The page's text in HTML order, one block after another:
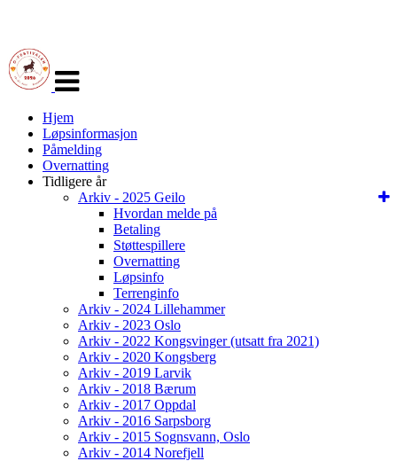
navigasjon
Hjem
Løpsinformasjon
Påmelding
Overnatting
Tidligere år
Arkiv - 2025 Geilo
Hvordan melde på
Betaling
Støttespillere
Overnatting
Løpsinfo
Terrenginfo
Arkiv - 2024 Lillehammer
Arkiv - 2023 Oslo
Arkiv - 2022 Kongsvinger (utsatt fra 2021)
Arkiv - 2020 Kongsberg
Arkiv - 2019 Larvik
Arkiv - 2018 Bærum
Arkiv - 2017 Oppdal
Arkiv - 2016 Sarpsborg
Arkiv - 2015 Sognsvann, Oslo
Arkiv - 2014 Norefjell